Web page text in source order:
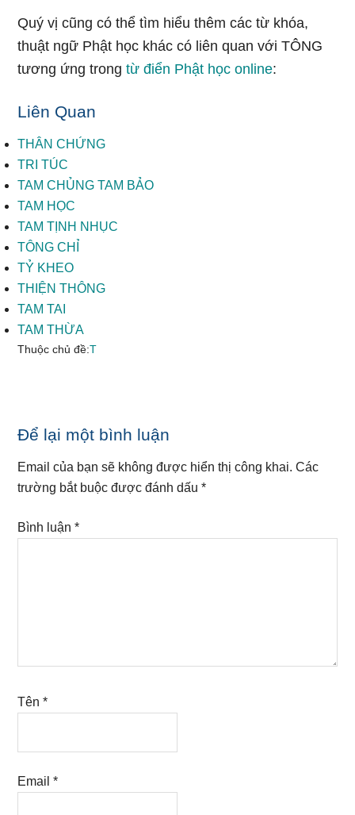
Quý vị cũng có thể tìm hiểu thêm các từ khóa,
thuật ngữ Phật học khác có liên quan với TÔNG
tương ứng trongtừ điển Phật học online:
Liên Quan
THÂN CHỨNG
TRI TÚC
TAM CHỦNG TAM BẢO
TAM HỌC
TAM TỊNH NHỤC
TÔNG CHỈ
TỶ KHEO
THIỆN THÔNG
TAM TAI
TAM THỪA
Thuộc chủ đề:T
Reader
Interactions
Để lại một bình luận
Email của bạn sẽ không được hiển thị công khai. Các
trường bắt buộc được đánh dấu*
Bình luận*
Tên*
Email*